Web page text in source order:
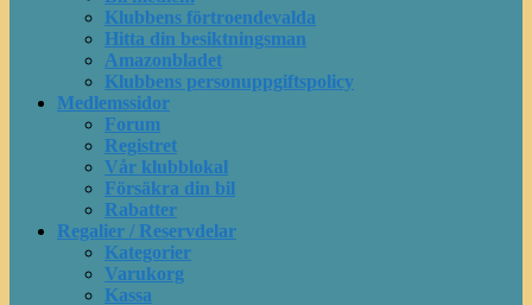
Klubbens förtroendevalda
Hitta din besiktningsman
Amazonbladet
Klubbens personuppgiftspolicy
Medlemssidor
Forum
Registret
Vår klubblokal
Försäkra din bil
Rabatter
Regalier / Reservdelar
Kategorier
Varukorg
Kassa